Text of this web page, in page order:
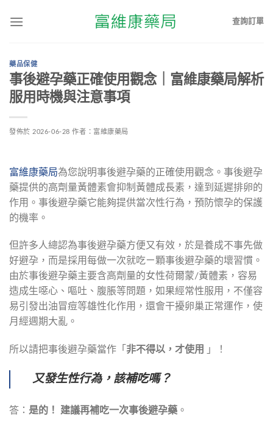
查詢訂單
藥品保健
事後避孕藥正確使用觀念｜富維康藥局解析
服用時機與注意事項
發佈於 2026-06-28 作者： 富維康藥局
富維康藥局為您說明事後避孕藥的正確使用觀念。事後避孕
藥提供的高劑量黃體素會抑制黃體成長素，達到延遲排卵的
作用。事後避孕藥它能夠提供當次性行為，預防懷孕的保護
的機率。
但許多人總認為事後避孕藥方便又有效，於是養成不事先做
好避孕，而是採用每做一次就吃ㄧ顆事後避孕藥的壞習慣。
由於事後避孕藥主要含高劑量的女性荷爾蒙/黃體素，容易
造成生噁心、嘔吐、腹脹等問題，如果經常性服用，不僅容
易引發出油冒痘等雄性化作用，還會干擾卵巢正常運作，使
月經週期大亂。
所以請把事後避孕藥當作「 非不得以，才使用 」！
又發生性行為，該補吃嗎？
答： 是的！ 建議再補吃一次事後避孕藥 。